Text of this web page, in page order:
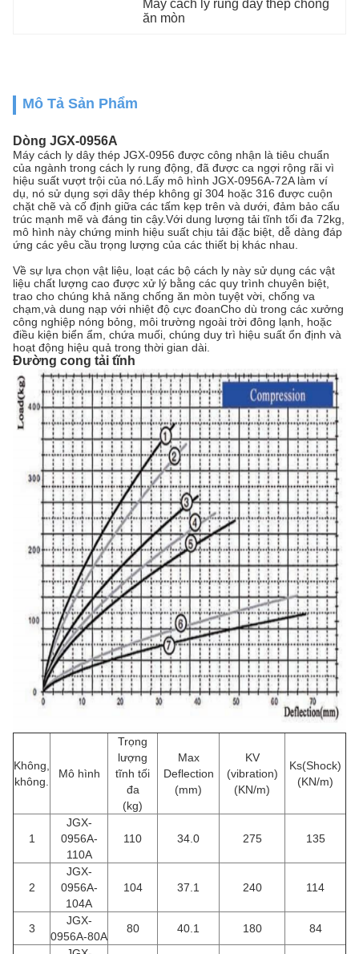
Máy cách ly rung dây thép chống
ăn mòn
Mô Tả Sản Phẩm
Dòng JGX-0956A
Máy cách ly dây thép JGX-0956 được công nhận là tiêu chuẩn
của ngành trong cách ly rung động, đã được ca ngợi rộng rãi vì
hiệu suất vượt trội của nó.Lấy mô hình JGX-0956A-72A làm ví
dụ, nó sử dụng sợi dây thép không gỉ 304 hoặc 316 được cuộn
chặt chẽ và cố định giữa các tấm kẹp trên và dưới, đảm bảo cấu
trúc mạnh mẽ và đáng tin cậy.Với dung lượng tải tĩnh tối đa 72kg,
mô hình này chứng minh hiệu suất chịu tải đặc biệt, dễ dàng đáp
ứng các yêu cầu trọng lượng của các thiết bị khác nhau.
Về sự lựa chọn vật liệu, loạt các bộ cách ly này sử dụng các vật
liệu chất lượng cao được xử lý bằng các quy trình chuyên biệt,
trao cho chúng khả năng chống ăn mòn tuyệt vời, chống va
chạm,và dung nạp với nhiệt độ cực đoanCho dù trong các xưởng
công nghiệp nóng bỏng, môi trường ngoài trời đông lạnh, hoặc
điều kiện biển ẩm, chứa muối, chúng duy trì hiệu suất ổn định và
hoạt động hiệu quả trong thời gian dài.
Đường cong tải tĩnh
Không,
không.
Mô hình
Trọng
lượng
tĩnh tối
đa
(kg)
Max
Deflection
(mm)
KV
(vibration)
(KN/m)
Ks(Shock)
(KN/m)
1
JGX-
0956A-
110A
110 34.0 275 135
2
JGX-
0956A-
104A
104 37.1 240 114
3
JGX-
0956A-80A
80 40.1 180 84